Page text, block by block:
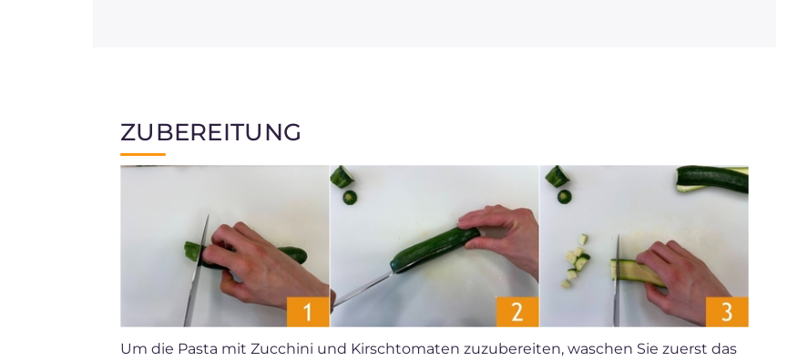
ZUBEREITUNG
Um die Pasta mit Zucchini und Kirschtomaten zuzubereiten, waschen Sie zuerst das